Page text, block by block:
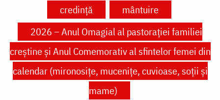
credință
mântuire
2026 – Anul Omagial al pastorației familiei
creștine și Anul Comemorativ al sfintelor femei din
calendar (mironosițe, mucenițe, cuvioase, soții și
mame)